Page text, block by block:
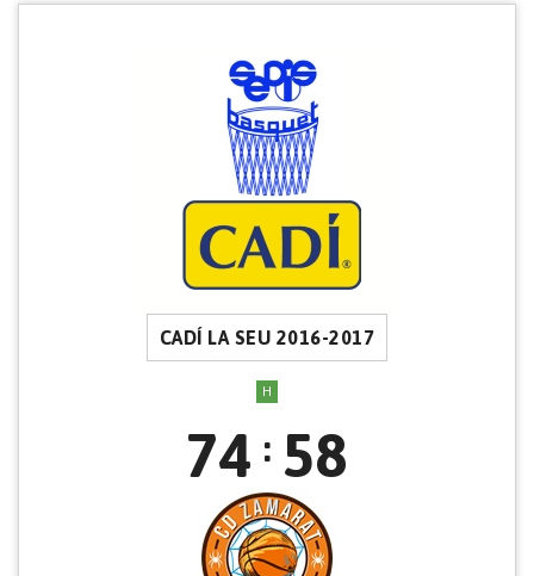
CADÍ LA SEU 2016-2017
H
74 : 58